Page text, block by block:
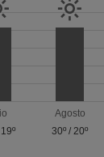
19º
Agosto
30º /20º